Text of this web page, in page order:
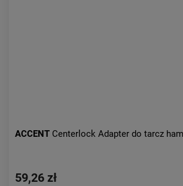
ACCENT Centerlock Adapter do tarcz
59,26 zł